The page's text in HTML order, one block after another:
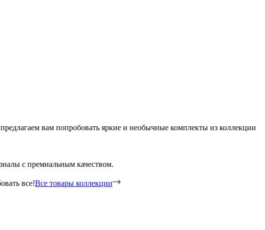
вам попробовать яркие и необычные комплекты из коллекции
с премиальным качеством.
все!Все товары коллекции